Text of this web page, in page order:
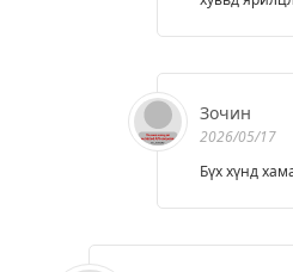
Зочин
2026/05/17
Бүх хүнд